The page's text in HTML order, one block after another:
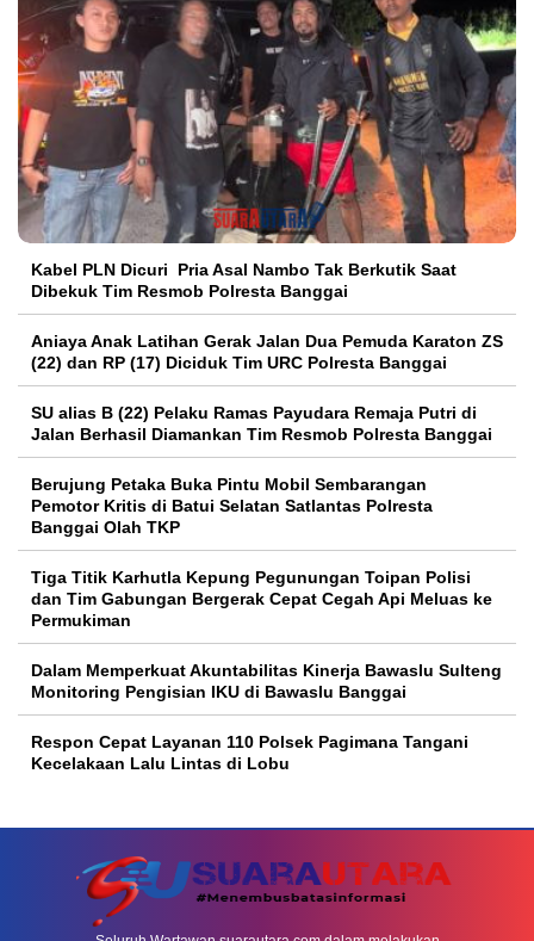
Kabel PLN Dicuri Pria Asal Nambo Tak Berkutik Saat
Dibekuk Tim Resmob Polresta Banggai
Aniaya Anak Latihan Gerak Jalan Dua Pemuda Karaton ZS
(22) dan RP (17) Diciduk Tim URC Polresta Banggai
SU alias B (22) Pelaku Ramas Payudara Remaja Putri di
Jalan Berhasil Diamankan Tim Resmob Polresta Banggai
Berujung Petaka Buka Pintu Mobil Sembarangan
Pemotor Kritis di Batui Selatan Satlantas Polresta
Banggai Olah TKP
Tiga Titik Karhutla Kepung Pegunungan Toipan Polisi
dan Tim Gabungan Bergerak Cepat Cegah Api Meluas ke
Permukiman
Dalam Memperkuat Akuntabilitas Kinerja Bawaslu Sulteng
Monitoring Pengisian IKU di Bawaslu Banggai
Respon Cepat Layanan 110 Polsek Pagimana Tangani
Kecelakaan Lalu Lintas di Lobu